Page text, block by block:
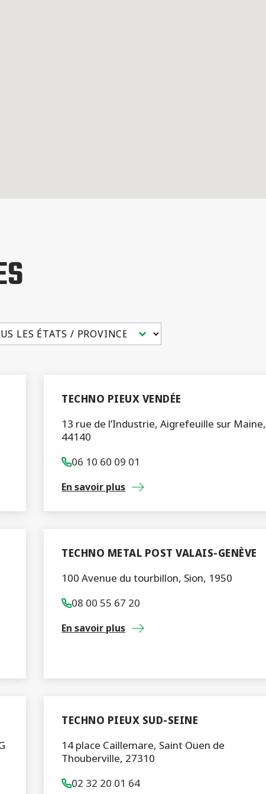
le contenu
TECHNO PIEUX VENDÉE
13 rue de l’Industrie, Aigrefeuille sur Maine,
44140
06 10 60 09 01
En savoir plus
TECHNO METAL POST VALAIS-GENÈVE
100 Avenue du tourbillon, Sion, 1950
08 00 55 67 20
En savoir plus
TECHNO PIEUX SUD-SEINE
14 place Caillemare, Saint Ouen de
Thouberville, 27310
02 32 20 01 64